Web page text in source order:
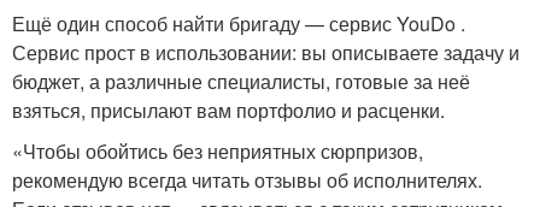
Ещё один способ найти бригаду — сервис YouDo .
Сервис прост в использовании: вы описываете задачу и
бюджет, а различные специалисты, готовые за неё
взяться, присылают вам портфолио и расценки.
«Чтобы обойтись без неприятных сюрпризов,
рекомендую всегда читать отзывы об исполнителях.